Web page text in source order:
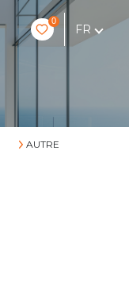
0
FR
AUTRE